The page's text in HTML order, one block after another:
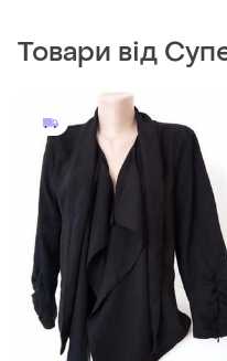
690 грн
621 грн з 11 серп